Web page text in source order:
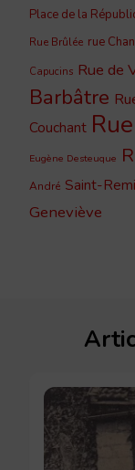
Place de la
Rue Brûlée rue
Capucins Rue de
Barbâtre
Couchant
Eugène Desteuque
André Saint-Remi
Geneviève